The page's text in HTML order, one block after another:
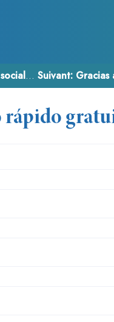
Suivant: Gracias
rápido